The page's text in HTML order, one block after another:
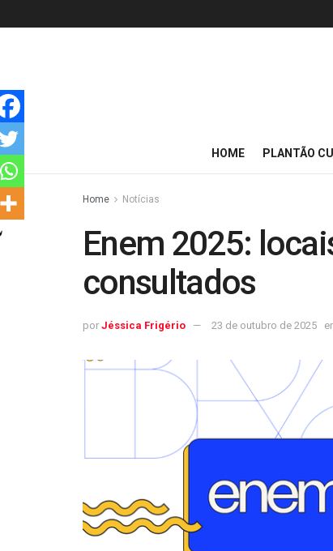
HOME PLANTÃO
Home Notícias
Enem 2025:
consultados
por Jéssica Frigério 23 de outubro de 2025